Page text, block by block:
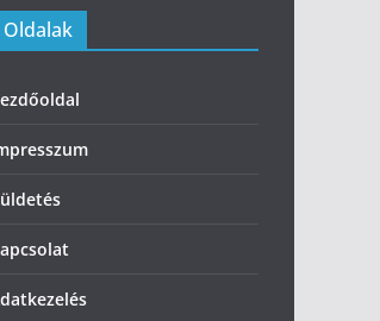
Oldalak